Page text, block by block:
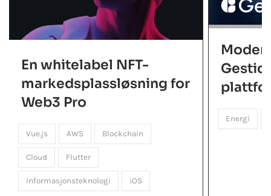
En whitelabel NFT-
markedsplassløsning for
Web3 Pro
Vue.js AWS Blockchain
Cloud Flutter
Informasjonsteknologi iOS
Energi